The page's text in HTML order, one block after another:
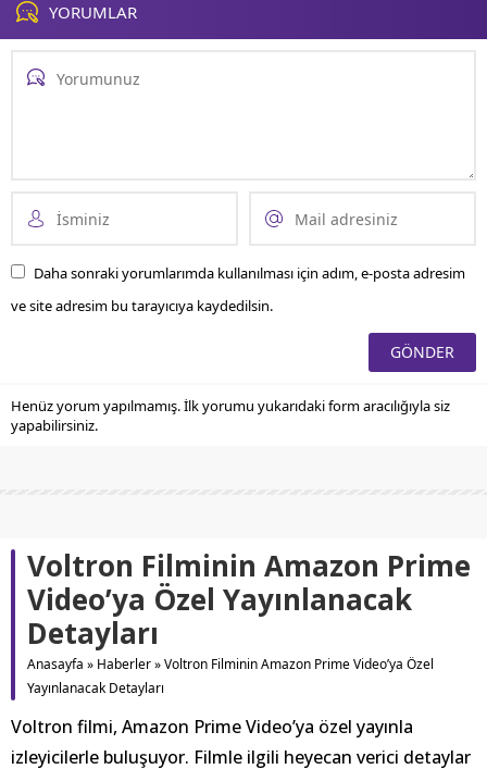
YORUMLAR
Daha sonraki yorumlarımda kullanılması için adım, e-posta adresim
ve site adresim bu tarayıcıya kaydedilsin.
Henüz yorum yapılmamış. İlk yorumu yukarıdaki form aracılığıyla siz
yapabilirsiniz.
Voltron Filminin Amazon Prime
Video’ya Özel Yayınlanacak
Detayları
Anasayfa » Haberler»Voltron Filminin Amazon Prime Video’ya Özel
Yayınlanacak Detayları
Voltron filmi, Amazon Prime Video’ya özel yayınla
izleyicilerle buluşuyor. Filmle ilgili heyecan verici detaylar